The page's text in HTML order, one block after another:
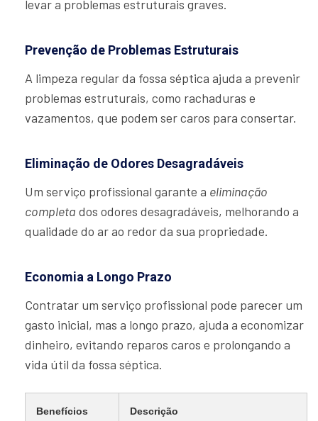
levar a problemas estruturais graves.
Prevenção de Problemas Estruturais
A limpeza regular da fossa séptica ajuda a prevenir
problemas estruturais, como rachaduras e
vazamentos, que podem ser caros para consertar.
Eliminação de Odores Desagradáveis
Um serviço profissional garante a eliminação
completa dos odores desagradáveis, melhorando a
qualidade do ar ao redor da sua propriedade.
Economia a Longo Prazo
Contratar um serviço profissional pode parecer um
gasto inicial, mas a longo prazo, ajuda a economizar
dinheiro, evitando reparos caros e prolongando a
vida útil da fossa séptica.
Benefícios Descrição